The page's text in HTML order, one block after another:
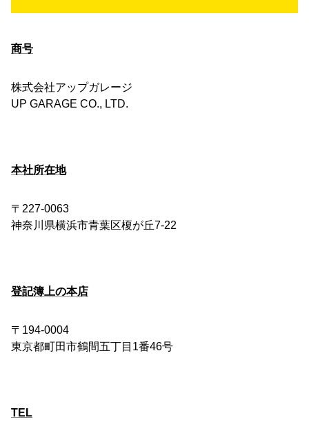
商号
株式会社アップガレージ
UP GARAGE CO., LTD.
本社所在地
〒227-0063
神奈川県横浜市青葉区榎が丘7-22
登記簿上の本店
〒194-0004
東京都町田市鶴間五丁目1番46号
TEL